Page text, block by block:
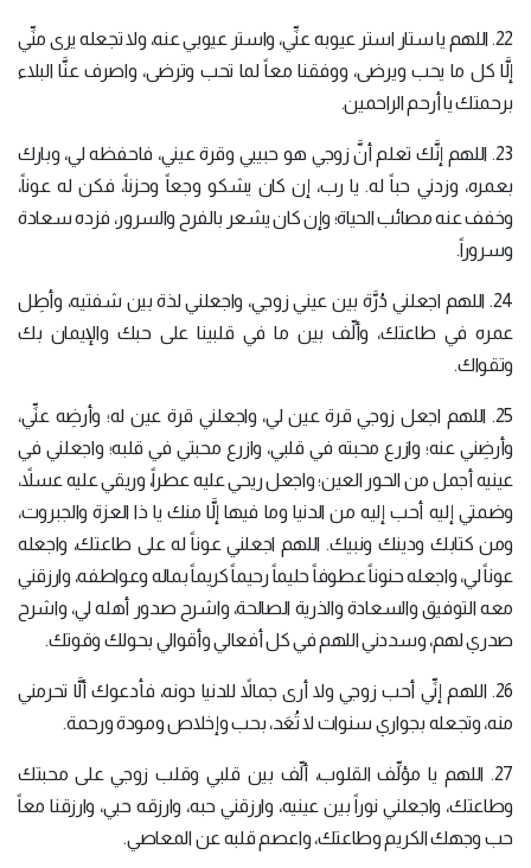
22. اللهم يا ستار استر عيوبه عنِّي، واستر عيوبي عنه، ولا تجعله يرى منِّي
إلَّا كل ما يحب ويرضى، ووفقنا معاً لما تحب وترضى، واصرف عنَّا البلاء
برحمتك يا أرحم الراحمين.
23. اللهم إنَّك تعلم أنَّ زوجي هو حبيبي وقرة عيني، فاحفظه لي، وبارك
بعمره، وزدني حباً له. يا رب، إن كان يشكو وجعاً وحزناً، فكن له عوناً،
وخفف عنه مصائب الحياة؛ وإن كان يشعر بالفرح والسرور، فزده سعادة
وسروراً.
24. اللهم اجعلني دُرَّة بين عيني زوجي، واجعلني لذة بين شفتيه، وأطِل
عمره في طاعتك، وألِّف بين ما في قلبينا على حبك والإيمان بك
وتقواك.
25. اللهم اجعل زوجي قرة عين لي، واجعلني قرة عين له؛ وأرضِه عنِّي،
وأرضِني عنه؛ وازرع محبته في قلبي، وازرع محبتي في قلبه؛ واجعلني في
عينيه أجمل من الحور العين؛ واجعل ريحي عليه عطراً، وريقي عليه عسلاً،
وضمتي إليه أحب إليه من الدنيا وما فيها إلَّا منك يا ذا العزة والجبروت،
ومن كتابك ودينك ونبيك. اللهم اجعلني عوناً له على طاعتك، واجعله
عوناً لي، واجعله حنوناً عطوفاً حليماً رحيماً كريماً بماله وعواطفه، وارزقني
معه التوفيق والسعادة والذرية الصالحة، واشرح صدور أهله لي، واشرح
صدري لهم، وسددني اللهم في كل أفعالي وأقوالي بحولك وقوتك.
26. اللهم إنِّي أحب زوجي ولا أرى جمالاً للدنيا دونه، فأدعوك ألَّا تحرمني
منه، وتجعله بجواري سنوات لا تُعَد، بحب وإخلاص ومودة ورحمة.
27. اللهم يا مؤلِّف القلوب، ألِّف بين قلبي وقلب زوجي على محبتك
وطاعتك، واجعلني نوراً بين عينيه، وارزقني حبه، وارزقه حبي، وارزقنا معاً
حب وجهك الكريم وطاعتك، واعصم قلبه عن المعاصي.